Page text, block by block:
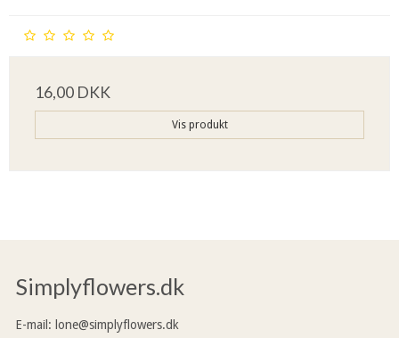
16,00 DKK
Vis produkt
Simplyflowers.dk
E-mail : lone@simplyflowers.dk